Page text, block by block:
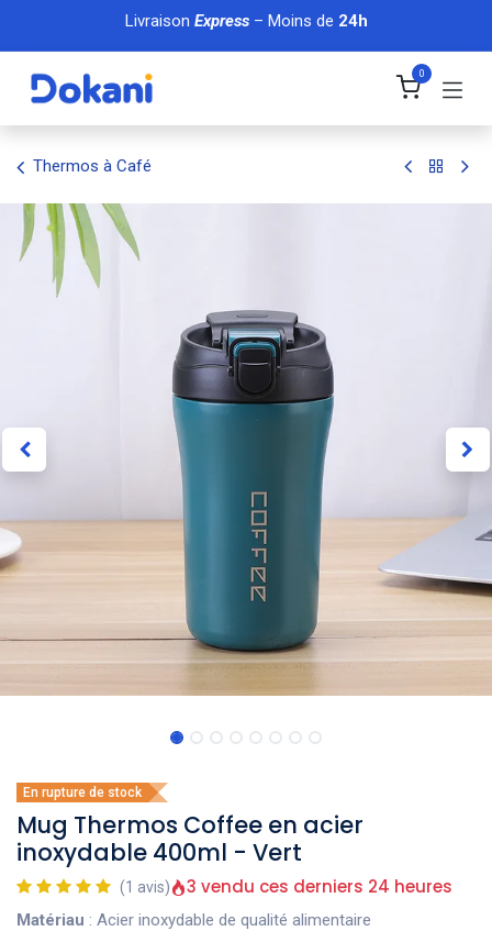
Se rendre au contenu
Livraison Express– Moins de 24h
0
Thermos à Café
En rupture de stock
Mug Thermos Coffee en acier
inoxydable 400ml - Vert
(1 avis) 3 vendu ces derniers 24 heures
Matériau : Acier inoxydable de qualité alimentaire